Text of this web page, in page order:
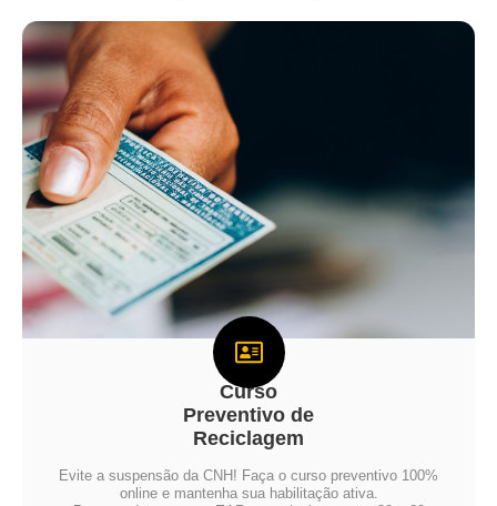
Curso
Preventivo de
Reciclagem
Evite a suspensão da CNH! Faça o curso preventivo 100%
online e mantenha sua habilitação ativa.